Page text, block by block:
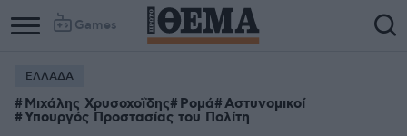
Games
ΕΛΛΑΔΑ
Μιχάλης Χρυσοχοΐδης Ρομά Αστυνομικοί
Υπουργός Προστασίας του Πολίτη